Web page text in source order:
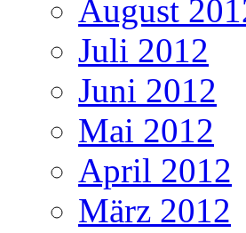
August
Juli 2012
Juni 2012
Mai 2012
April 2012
März 2012